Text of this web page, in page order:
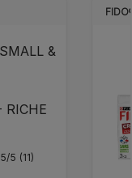
&
RICHE
(11)